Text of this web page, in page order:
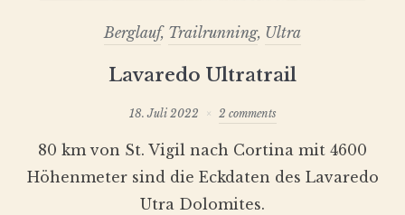
Berglauf, Trailrunning, Ultra
Lavaredo Ultratrail
18. Juli 2022 2 comments
80 km von St. Vigil nach Cortina mit 4600
Höhenmeter sind die Eckdaten des Lavaredo
Utra Dolomites.